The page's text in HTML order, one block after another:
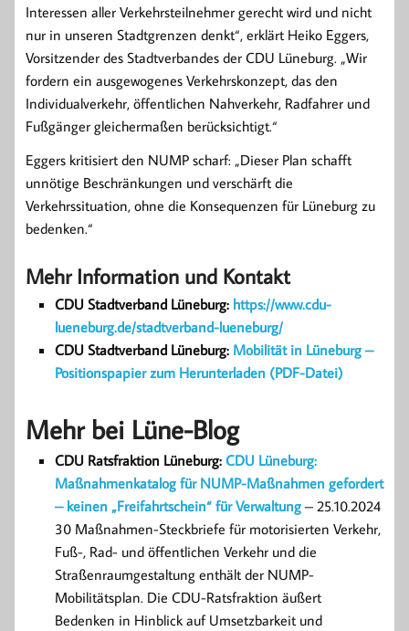
Interessen aller Verkehrsteilnehmer gerecht wird und nicht
nur in unseren Stadtgrenzen denkt“, erklärt Heiko Eggers,
Vorsitzender des Stadtverbandes der CDU Lüneburg. „Wir
fordern ein ausgewogenes Verkehrskonzept, das den
Individualverkehr, öffentlichen Nahverkehr, Radfahrer und
Fußgänger gleichermaßen berücksichtigt.“
Eggers kritisiert den NUMP scharf: „Dieser Plan schafft
unnötige Beschränkungen und verschärft die
Verkehrssituation, ohne die Konsequenzen für Lüneburg zu
bedenken.“
Mehr Information und Kontakt
CDU Stadtverband Lüneburg: https://www.cdu-
lueneburg.de/stadtverband-lueneburg/
CDU Stadtverband Lüneburg: Mobilität in Lüneburg –
Positionspapier zum Herunterladen (PDF-Datei)
Mehr bei Lüne-Blog
CDU Ratsfraktion Lüneburg: CDU Lüneburg:
Maßnahmenkatalog für NUMP-Maßnahmen gefordert
– keinen „Freifahrtschein“ für Verwaltung – 25.10.2024
30 Maßnahmen-Steckbriefe für motorisierten Verkehr,
Fuß-, Rad- und öffentlichen Verkehr und die
Straßenraumgestaltung enthält der NUMP-
Mobilitätsplan. Die CDU-Ratsfraktion äußert
Bedenken in Hinblick auf Umsetzbarkeit und